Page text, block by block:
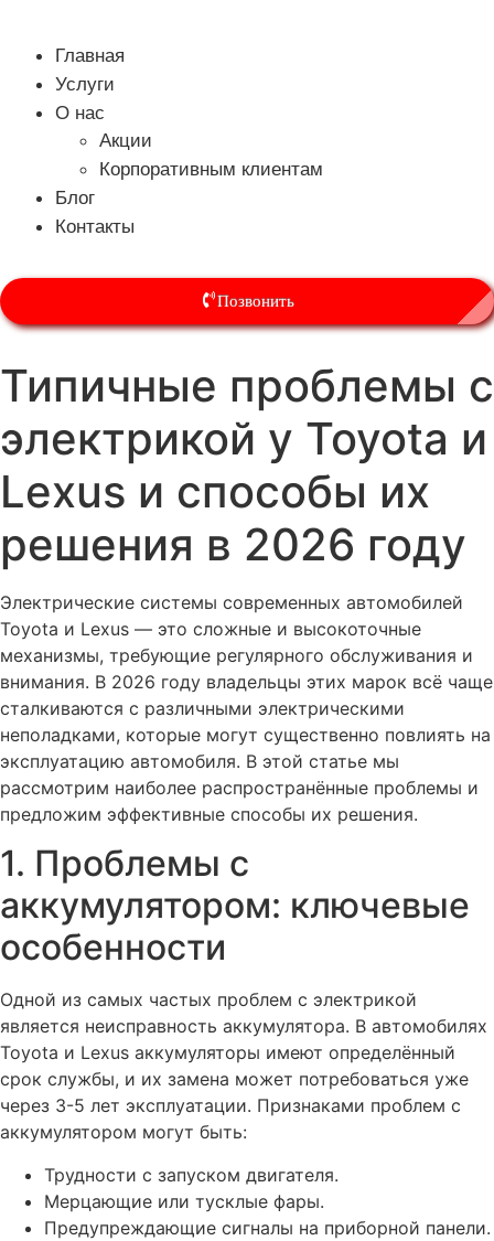
Главная
Услуги
О нас
Акции
Корпоративным клиентам
Блог
Контакты
Позвонить
Типичные проблемы с
электрикой у Toyota и
Lexus и способы их
решения в 2026 году
Электрические системы современных автомобилей
Toyota и Lexus — это сложные и высокоточные
механизмы, требующие регулярного обслуживания и
внимания. В 2026 году владельцы этих марок всё чаще
сталкиваются с различными электрическими
неполадками, которые могут существенно повлиять на
эксплуатацию автомобиля. В этой статье мы
рассмотрим наиболее распространённые проблемы и
предложим эффективные способы их решения.
1. Проблемы с
аккумулятором: ключевые
особенности
Одной из самых частых проблем с электрикой
является неисправность аккумулятора. В автомобилях
Toyota и Lexus аккумуляторы имеют определённый
срок службы, и их замена может потребоваться уже
через 3-5 лет эксплуатации. Признаками проблем с
аккумулятором могут быть:
Трудности с запуском двигателя.
Мерцающие или тусклые фары.
Предупреждающие сигналы на приборной панели.